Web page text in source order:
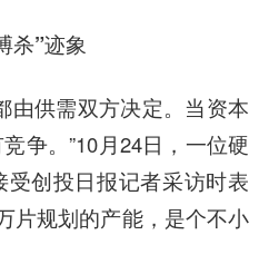
杀”迹象
由供需双方决定。当资本
争。”10月24日，一位硬
创投日报记者采访时表
片规划的产能，是个不小